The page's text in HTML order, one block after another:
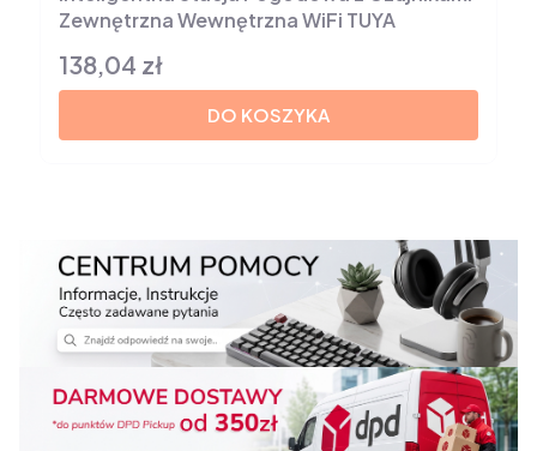
Zewnętrzna Wewnętrzna WiFi TUYA
Cena
138,04 zł
DO KOSZYKA